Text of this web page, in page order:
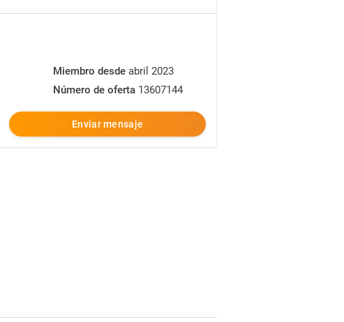
Miembro desdeabril 2023
Número de oferta13607144
Enviar mensaje